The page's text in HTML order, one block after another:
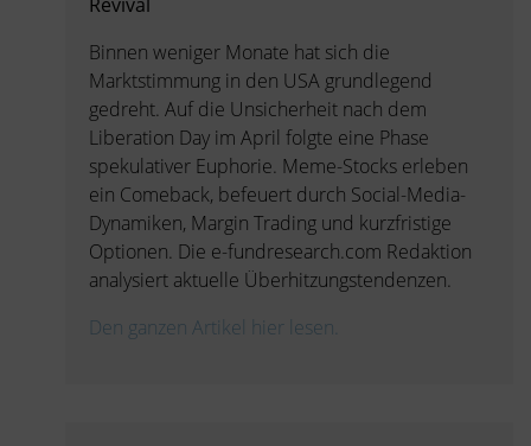
Binnen weniger Monate hat sich die
Marktstimmung in den USA grundlegend
gedreht. Auf die Unsicherheit nach dem
Liberation Day im April folgte eine Phase
spekulativer Euphorie. Meme-Stocks erleben
ein Comeback, befeuert durch Social-Media-
Dynamiken, Margin Trading und kurzfristige
Optionen. Die e-fundresearch.com Redaktion
analysiert aktuelle Überhitzungstendenzen.
Den ganzen Artikel hier lesen.